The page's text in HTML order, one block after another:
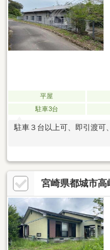
平屋
駐車3台
駐車３台以上可、即引渡可
宮崎県都城市高